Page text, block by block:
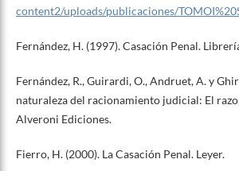
content2/uploads/publicaciones/
Fernández, H. (1997). Casación Penal.
Fernández, R., Guirardi, O., Andruet, A. y
naturaleza del racionamiento judicial: El
Alveroni Ediciones.
Fierro, H. (2000). La Casación Penal. Leyer.